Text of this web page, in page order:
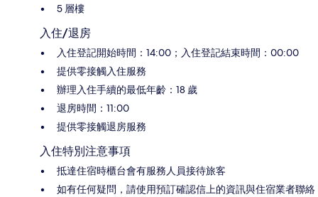
5 層樓
入住/退房
入住登記開始時間：14:00；入住登記結束時間：00:00
提供零接觸入住服務
辦理入住手續的最低年齡：18 歲
退房時間：11:00
提供零接觸退房服務
入住特別注意事項
抵達住宿時櫃台會有服務人員接待旅客
如有任何疑問，請使用預訂確認信上的資訊與住宿業者聯絡